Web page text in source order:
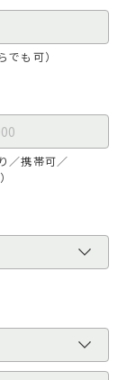
でも可）
／携帯可／